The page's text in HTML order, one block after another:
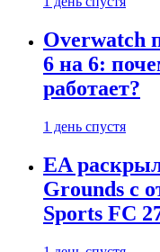
Overwatch
6 на 6:
работает?
1 день спустя
EA
Grounds с
Sports FC